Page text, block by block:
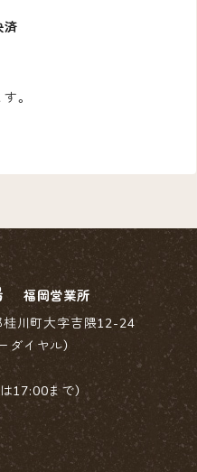
済
。
福岡営業所
桂川町大字吉隈12-24
イヤル）
17:00まで）